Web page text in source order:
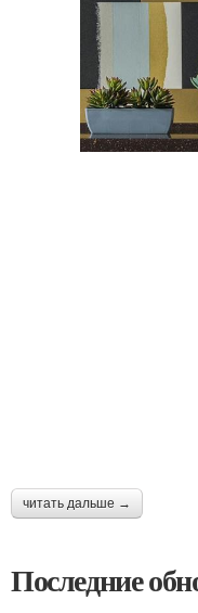
читать дальше →
Последние